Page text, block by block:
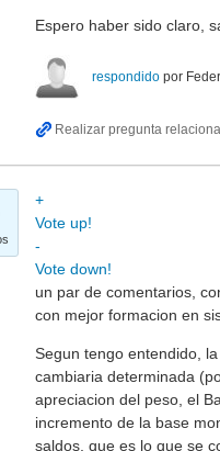
Espero haber sido claro,
respondido por
+
Vote up!
-
Vote down!
un par de comentarios,
con mejor formacion en
Segun tengo entendido,
cambiaria determinada
apreciacion del peso, el
incremento de la base
saldos, que es lo que se